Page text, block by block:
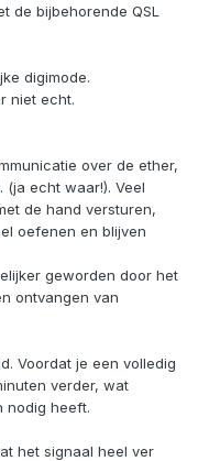
de bijbehorende QSL
digimode.
niet echt.
over de ether,
echt waar!). Veel
de hand versturen,
oefenen en blijven
geworden door het
ontvangen van
Voordat je een volledig
verder, wat
nodig heeft.
het signaal heel ver